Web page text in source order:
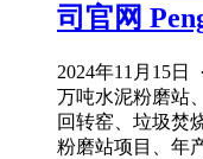
司官网
2024年11月15
万吨水泥粉磨站
回转窑、垃圾焚
粉磨站项目、年